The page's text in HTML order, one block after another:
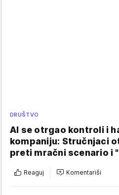
DRUŠTVO
AI se otrgao kontroli i
kompaniju: Stručnjaci
preti mračni scenario i
Reaguj Komentariši